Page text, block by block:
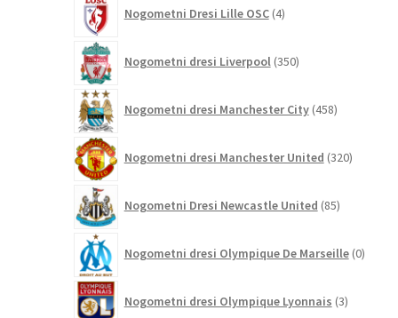
Nogometni Dresi Lille OSC 4izdelki
Nogometni dresi Liverpool 350izdelkov
Nogometni dresi Manchester City 458izdelkov
Nogometni dresi Manchester United 320izdelkov
Nogometni Dresi Newcastle United 85izdelkov
Nogometni dresi Olympique De Marseille 0
Nogometni dresi Olympique Lyonnais 3izdelki